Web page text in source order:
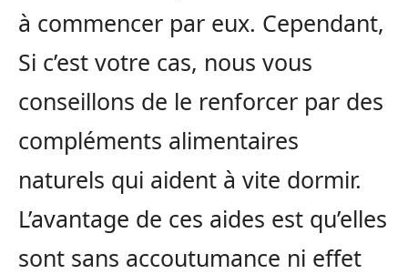
à commencer par eux. Cependant,
Si c’est votre cas, nous vous
conseillons de le renforcer par des
compléments alimentaires
naturels qui aident à vite dormir.
L’avantage de ces aides est qu’elles
sont sans accoutumance ni effet